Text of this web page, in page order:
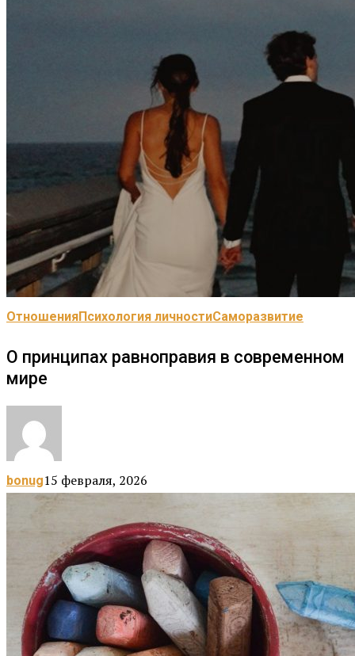
ОтношенияПсихология личностиСаморазвитие
О принципах равноправия в современном
мире
bonug15 февраля, 2026